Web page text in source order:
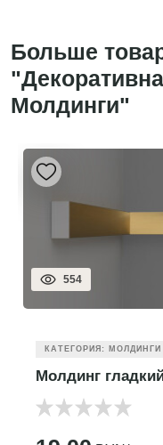
Больше
Молдинги"
554
КАТЕГОРИЯ: МОЛДИНГИ
Молдинг